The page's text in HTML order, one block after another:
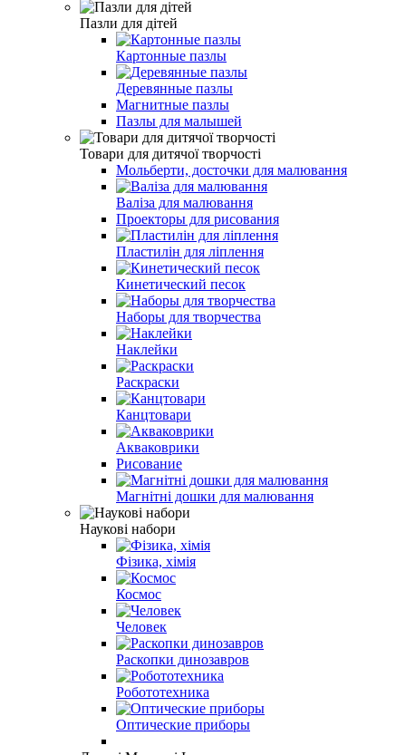
Пазли для дітей
Картонные пазлы
Деревянные пазлы
Магнитные пазлы
Пазлы для малышей
Товари для дитячої творчості
Мольберти, досточки для малювання
Валіза для малювання
Проекторы для рисования
Пластилін для ліплення
Кинетический песок
Наборы для творчества
Наклейки
Раскраски
Канцтовари
Акваковрики
Рисование
Магнітні дошки для малювання
Наукові набори
Фізика, хімія
Космос
Человек
Раскопки динозавров
Робототехника
Оптические приборы